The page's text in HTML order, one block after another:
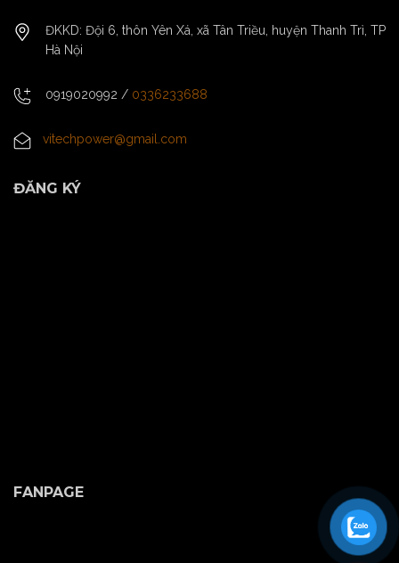
ĐKKD: Đội 6, thôn Yên Xá, xã Tân Triều, huyện Thanh Trì, TP
Hà Nội
0919020992 / 0336233688
vitechpower@gmail.com
ĐĂNG KÝ
FANPAGE